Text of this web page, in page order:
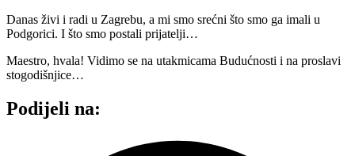
Danas živi i radi u Zagrebu, a mi smo srećni što smo ga imali u
Podgorici. I što smo postali prijatelji…
Maestro, hvala! Vidimo se na utakmicama Budućnosti i na proslavi
stogodišnjice…
Podijeli na: